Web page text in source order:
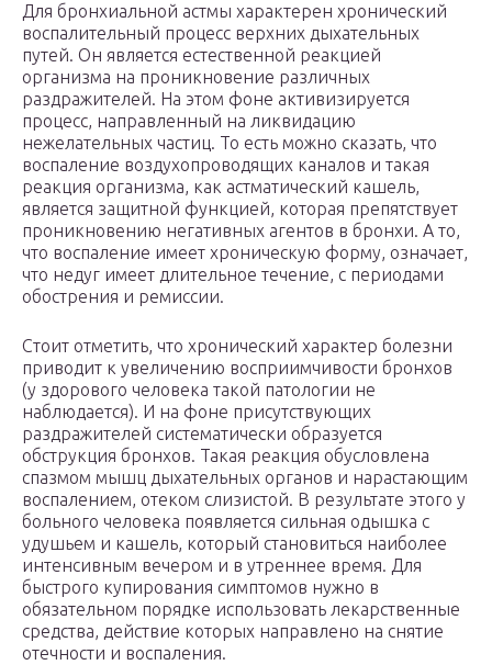
Для бронхиальной астмы характерен хронический
воспалительный процесс верхних дыхательных
путей. Он является естественной реакцией
организма на проникновение различных
раздражителей. На этом фоне активизируется
процесс, направленный на ликвидацию
нежелательных частиц. То есть можно сказать, что
воспаление воздухопроводящих каналов и такая
реакция организма, как астматический кашель,
является защитной функцией, которая препятствует
проникновению негативных агентов в бронхи. А то,
что воспаление имеет хроническую форму, означает,
что недуг имеет длительное течение, с периодами
обострения и ремиссии.
Стоит отметить, что хронический характер болезни
приводит к увеличению восприимчивости бронхов
(у здорового человека такой патологии не
наблюдается). И на фоне присутствующих
раздражителей систематически образуется
обструкция бронхов. Такая реакция обусловлена
спазмом мышц дыхательных органов и нарастающим
воспалением, отеком слизистой. В результате этого у
больного человека появляется сильная одышка с
удушьем и кашель, который становиться наиболее
интенсивным вечером и в утреннее время. Для
быстрого купирования симптомов нужно в
обязательном порядке использовать лекарственные
средства, действие которых направлено на снятие
отечности и воспаления.